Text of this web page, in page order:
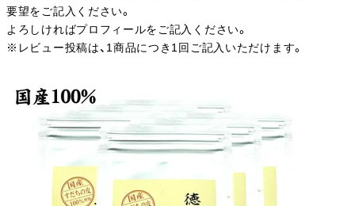
要望をご記入ください。
よろしければプロフィールをご記入ください。
※レビュー投稿は、1商品につき1回ご記入いただけます。